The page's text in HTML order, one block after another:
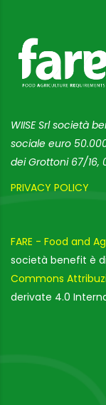
WIISE Srl società
sociale euro
dei Grottoni 67/16,
PRIVACY POLICY
FARE - Food and
società benefit è
Commons
derivate 4.0